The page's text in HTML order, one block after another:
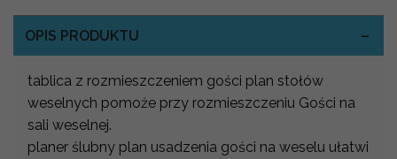
OPIS PRODUKTU
tablica z rozmieszczeniem gości plan stołów
weselnych pomoże przy rozmieszczeniu Gości na
sali weselnej.
planer ślubny plan usadzenia gości na weselu ułatwi